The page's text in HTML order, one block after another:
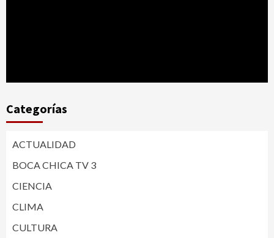
Categorías
ACTUALIDAD
BOCA CHICA TV 3
CIENCIA
CLIMA
CULTURA